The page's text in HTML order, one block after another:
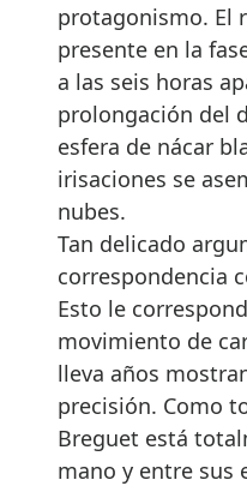
protagonismo. El
presente en la
a las seis horas
prolongación del
esfera de nácar
irisaciones se
nubes.
Tan delicado
correspondencia
Esto le
movimiento de
lleva años
precisión. Como
Breguet está
mano y entre sus